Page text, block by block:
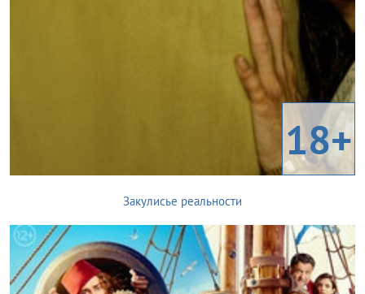
18+
Закулисье реальности